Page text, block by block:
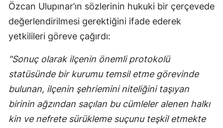
Özcan Ulupınar’ın sözlerinin hukuki bir çerçevede
değerlendirilmesi gerektiğini ifade ederek
yetkilileri göreve çağırdı:
"Sonuç olarak ilçenin önemli protokolü
statüsünde bir kurumu temsil etme görevinde
bulunan, ilçenin şehriemini niteliğini taşıyan
birinin ağzından saçılan bu cümleler alenen halkı
kin ve nefrete sürükleme suçunu teşkil etmekte